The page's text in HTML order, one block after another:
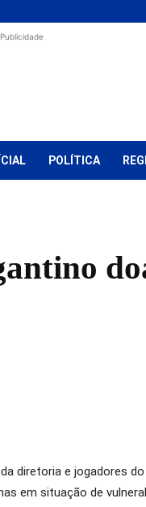
Publicidade
POLÍTICA
diretoria e jogadores do
em situação de